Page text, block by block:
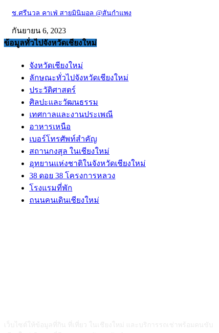
ช.ศรีนวล คาเฟ่ สายมินิมอล @สันกำแพง
กันยายน 6, 2023
ข้อมูลทั่วไปจังหวัดเชียงใหม่
จังหวัดเชียงใหม่
ลักษณะทั่วไปจังหวัดเชียงใหม่
ประวัติศาสตร์
ศิลปะและวัฒนธรรม
เทศกาลและงานประเพณี
อาหารเหนือ
เบอร์โทรศัพท์สำคัญ
สถานกงสุล ในเชียงใหม่
อุทยานแห่งชาติในจังหวัดเชียงใหม่
38 ดอย 38 โครงการหลวง
โรงแรมที่พัก
ถนนคนเดินเชียงใหม่